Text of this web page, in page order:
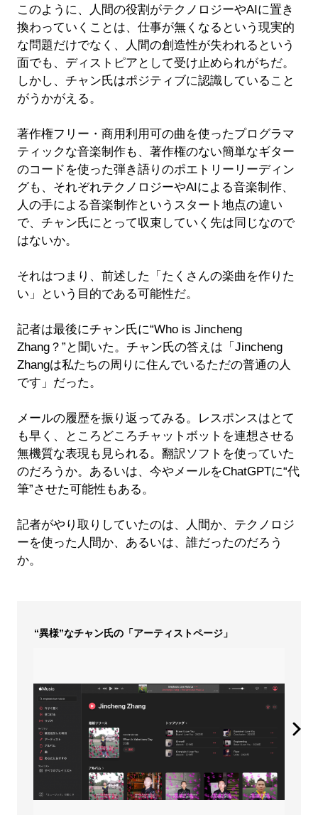
このように、人間の役割がテクノロジーやAIに置き
換わっていくことは、仕事が無くなるという現実的
な問題だけでなく、人間の創造性が失われるという
面でも、ディストピアとして受け止められがちだ。
しかし、チャン氏はポジティブに認識していること
がうかがえる。
著作権フリー・商用利用可の曲を使ったプログラマ
ティックな音楽制作も、著作権のない簡単なギター
のコードを使った弾き語りのポエトリーリーディン
グも、それぞれテクノロジーやAIによる音楽制作、
人の手による音楽制作というスタート地点の違い
で、チャン氏にとって収束していく先は同じなので
はないか。
それはつまり、前述した「たくさんの楽曲を作りた
い」という目的である可能性だ。
記者は最後にチャン氏に“Who is Jincheng
Zhang？”と聞いた。チャン氏の答えは「Jincheng
Zhangは私たちの周りに住んでいるただの普通の人
です」だった。
メールの履歴を振り返ってみる。レスポンスはとて
も早く、ところどころチャットボットを連想させる
無機質な表現も見られる。翻訳ソフトを使っていた
のだろうか。あるいは、今やメールをChatGPTに“代
筆”させた可能性もある。
記者がやり取りしていたのは、人間か、テクノロジ
ーを使った人間か、あるいは、誰だったのだろう
か。
“異様”なチャン氏の「アーティストページ」